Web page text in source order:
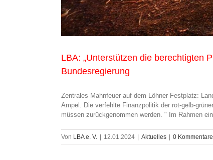
LBA: „Unterstützen die berechtigten
Bundesregierung
Zentrales Mahnfeuer auf dem Löhner Festplatz:
Ampel. Die verfehlte Finanzpolitik der rot-gelb-
müssen zurückgenommen werden. " Im Rahmen
Von LBA e. V. 12.01.2024 Aktuelles 0 Kommentare